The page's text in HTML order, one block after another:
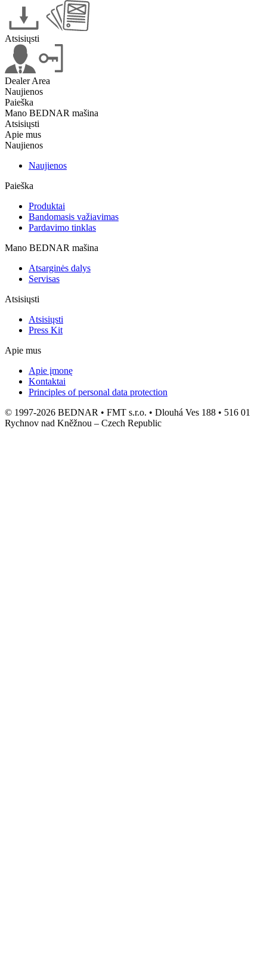
Atsisiųsti
Dealer Area
Naujienos
Paieška
Mano BEDNAR mašina
Atsisiųsti
Apie mus
Naujienos
Naujienos
Paieška
Produktai
Bandomasis važiavimas
Pardavimo tinklas
Mano BEDNAR mašina
Atsarginės dalys
Servisas
Atsisiųsti
Atsisiųsti
Press Kit
Apie mus
Apie įmonę
Kontaktai
Principles of personal data protection
© 1997-2026 BEDNAR • FMT s.r.o. • Dlouhá Ves 188 • 516 01
Rychnov nad Kněžnou – Czech Republic